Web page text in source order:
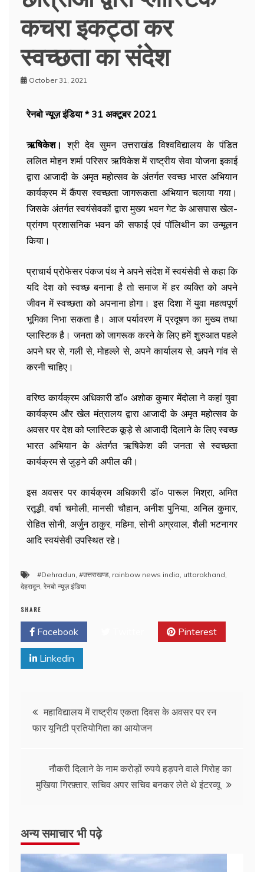
कचरा इकट्ठा कर
स्वच्छता का संदेश
October 31, 2021
रेनबो न्यूज़ इंडिया * 31 अक्टूबर 2021
ऋषिकेश। श्री देव सुमन उत्तराखंड विश्वविद्यालय के पंडित
ललित मोहन शर्मा परिसर ऋषिकेश में राष्ट्रीय सेवा योजना इकाई
द्वारा आजादी के अमृत महोत्सव के अंतर्गत स्वच्छ भारत अभियान
कार्यक्रम में कैंपस स्वच्छता जागरूकता अभियान चलाया गया।
जिसके अंतर्गत स्वयंसेवकों द्वारा मुख्य भवन गेट के आसपास खेल-
प्रांगण प्रशासनिक भवन की सफाई एवं पॉलिथीन का उन्मूलन
किया।
प्राचार्य प्रोफेसर पंकज पंथ ने अपने संदेश में स्वयंसेवी से कहा कि
यदि देश को स्वच्छ बनाना है तो समाज में हर व्यक्ति को अपने
जीवन में स्वच्छता को अपनाना होगा। इस दिशा में युवा महत्वपूर्ण
भूमिका निभा सकता है। आज पर्यावरण में प्रदूषण का मुख्य तथा
प्लास्टिक है। जनता को जागरूक करने के लिए हमें शुरुआत पहले
अपने घर से, गली से, मोहल्ले से, अपने कार्यालय से, अपने गांव से
करनी चाहिए।
वरिष्ठ कार्यक्रम अधिकारी डॉ० अशोक कुमार मेंदोला ने कहां युवा
कार्यक्रम और खेल मंत्रालय द्वारा आजादी के अमृत महोत्सव के
अवसर पर देश को प्लास्टिक कूड़े से आजादी दिलाने के लिए स्वच्छ
भारत अभियान के अंतर्गत ऋषिकेश की जनता से स्वच्छता
कार्यक्रम से जुड़ने की अपील की।
इस अवसर पर कार्यक्रम अधिकारी डॉ० पारूल मिश्रा, अमित
रतूड़ी, वर्षा चमोली, मानसी चौहान, अनीश पुनिया, अनिल कुमार,
रोहित सोनी, अर्जुन ठाकुर, महिमा, सोनी अग्रवाल, शैली भटनागर
आदि स्वयंसेवी उपस्थित रहे।
#Dehradun, #उत्तराखण्ड, rainbow news india, uttarakhand,
देहरादून, रेनबो न्यूज़ इंडिया
SHARE
Facebook Pinterest
Linkedin
महाविद्यालय में राष्ट्रीय एकता दिवस के अवसर पर रन
फार यूनिटी प्रतियोगिता का आयोजन
नौकरी दिलाने के नाम करोड़ों रुपये हड़पने वाले गिरोह का
मुखिया गिरफ़्तार, सचिव अपर सचिव बनकर लेते थे इंटरव्यू
अन्य समाचार भी पढ़े